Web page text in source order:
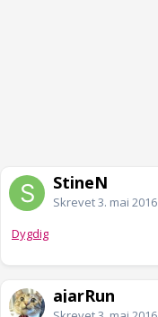
StineN
Skrevet3. mai 2016
Dygdig
ajarRun